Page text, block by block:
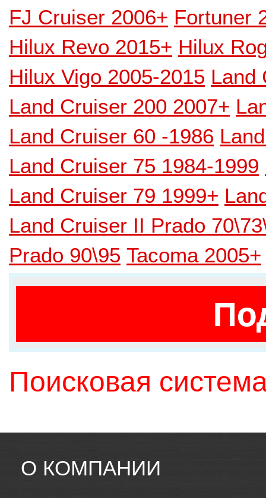
FJ Cruiser 2006+ Fortuner
Hilux Revo 2015+ Hilux
Hilux Vigo 2005-2015 Land
Land Cruiser 200 2007+
Land Cruiser 60 -1986
Land Cruiser 75 1984-1999
Land Cruiser 79 1999+
Land Cruiser II Prado
Prado 90\95 Tacoma 2005+
Поисковая
О КОМПАНИИ